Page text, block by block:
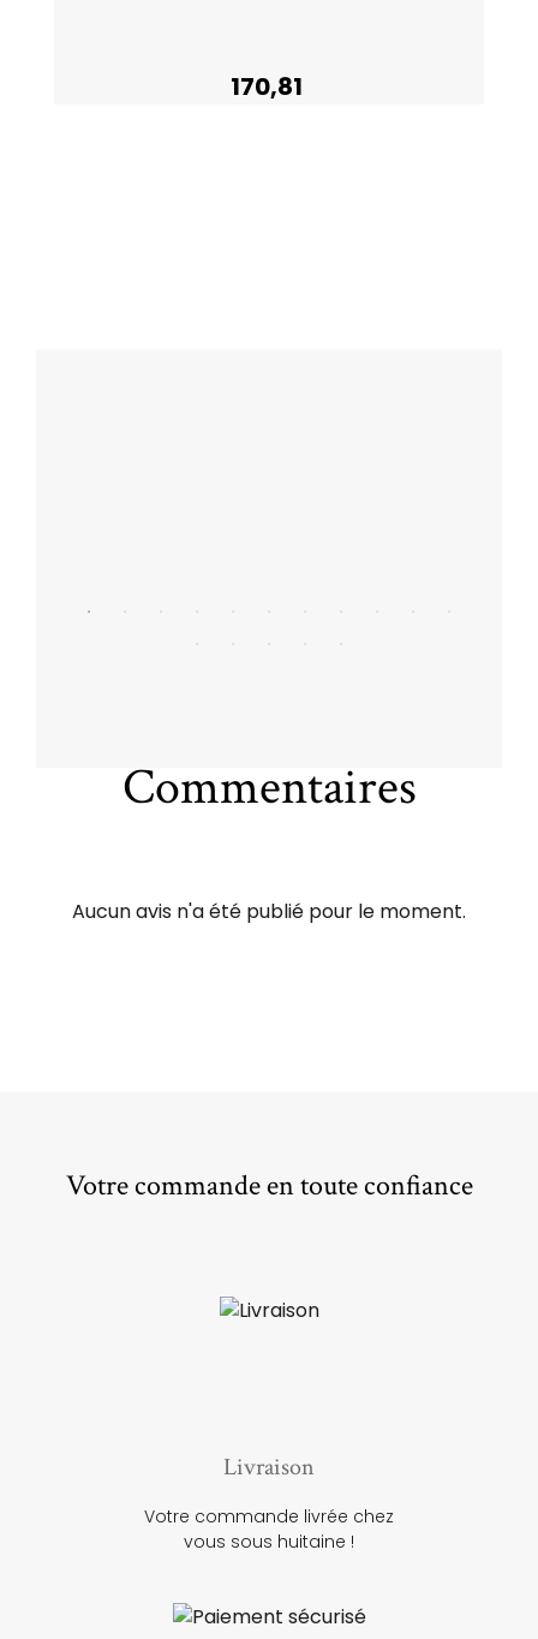
170,81
Commentaires
Aucun avis n'a été publié pour le moment.
Votre commande en toute confiance
Livraison
Votre commande livrée chez
vous sous huitaine !